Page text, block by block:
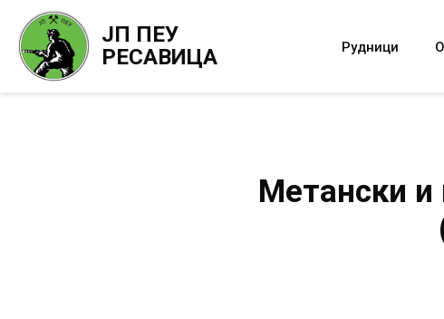
ЈП ПЕУ
РЕСАВИЦА
Рудници
Метански и